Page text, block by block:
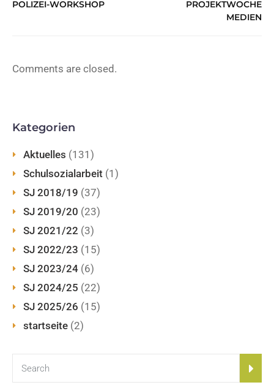
POLIZEI-WORKSHOP
PROJEKTWOCHE
MEDIEN
Comments are closed.
Kategorien
Aktuelles (131)
Schulsozialarbeit (1)
SJ 2018/19 (37)
SJ 2019/20 (23)
SJ 2021/22 (3)
SJ 2022/23 (15)
SJ 2023/24 (6)
SJ 2024/25 (22)
SJ 2025/26 (15)
startseite (2)